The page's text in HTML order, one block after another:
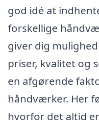
god idé at
forskellige
giver dig
priser, kvalitet og
en afgørende
håndværker. Her
hvorfor det altid